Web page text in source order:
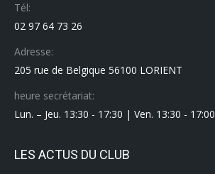
Tél:
02 97 64 73 26
Adresse:
205 rue de Belgique 56100 LORIENT
heure secrétariat:
Lun. – Jeu. 13:30 - 17:30 | Ven. 13:30 - 17:00
LES ACTUS DU CLUB